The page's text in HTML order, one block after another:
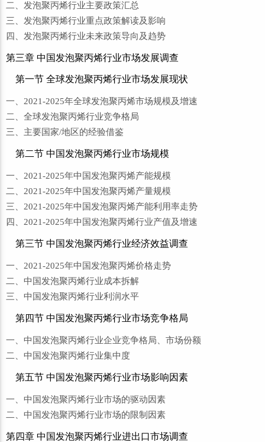
二、发泡聚丙烯行业主要政策汇总
三、发泡聚丙烯行业重点政策解读及影响
四、发泡聚丙烯行业未来政策导向及趋势
第三章 中国发泡聚丙烯行业市场发展调查
第一节 全球发泡聚丙烯行业市场发展现状
一、2021-2025年全球发泡聚丙烯市场规模及增速
二、全球发泡聚丙烯行业竞争格局
三、主要国家/地区的经验借鉴
第二节 中国发泡聚丙烯行业市场规模
一、2021-2025年中国发泡聚丙烯产能规模
二、2021-2025年中国发泡聚丙烯产量规模
三、2021-2025年中国发泡聚丙烯产能利用率走势
四、2021-2025年中国发泡聚丙烯行业产值及增速
第三节 中国发泡聚丙烯行业经济效益调查
一、2021-2025年中国发泡聚丙烯价格走势
二、中国发泡聚丙烯行业成本拆解
三、中国发泡聚丙烯行业利润水平
第四节 中国发泡聚丙烯行业市场竞争格局
一、中国发泡聚丙烯行业企业竞争格局、市场份额
二、中国发泡聚丙烯行业集中度
第五节 中国发泡聚丙烯行业市场影响因素
一、中国发泡聚丙烯行业市场的驱动因素
二、中国发泡聚丙烯行业市场的限制因素
第四章 中国发泡聚丙烯行业进出口市场调查